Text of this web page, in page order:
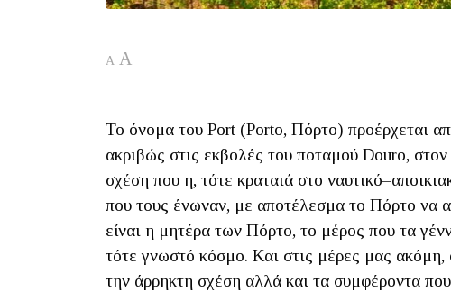
A A
Το όνομα του Port (Porto, Πόρτο) προέρχεται
ακριβώς στις εκβολές του ποταμού Douro,
σχέση που η, τότε κραταιά στο
που τους ένωναν, με αποτέλεσμα το Πόρτο να
είναι η μητέρα των Πόρτο, το μέρος που τα
τότε γνωστό κόσμο. Και στις μέρες μας
την άρρηκτη σχέση αλλά και τα συμφέροντα